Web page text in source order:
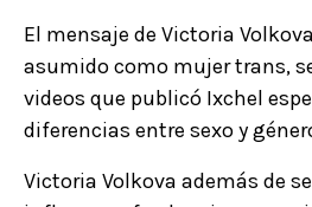
El mensaje de Victoria
asumido como mujer trans,
videos que publicó Ixchel
diferencias entre sexo y
Victoria Volkova además de